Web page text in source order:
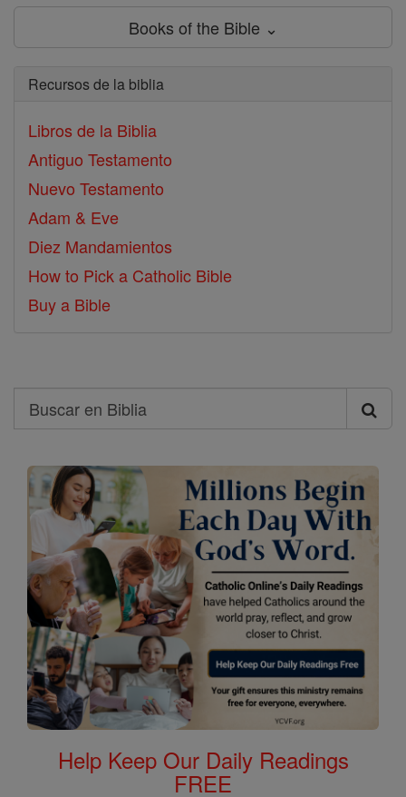
Books of the Bible ⌄
Recursos de la biblia
Libros de la Biblia
Antiguo Testamento
Nuevo Testamento
Adam & Eve
Diez Mandamientos
How to Pick a Catholic Bible
Buy a Bible
Search
Buscar
en
Biblia
Help Keep Our Daily Readings
FREE